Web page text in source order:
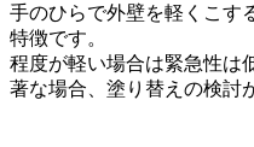
手のひらで外壁を軽くこす
特徴です。
程度が軽い場合は緊急性は
著な場合、塗り替えの検討